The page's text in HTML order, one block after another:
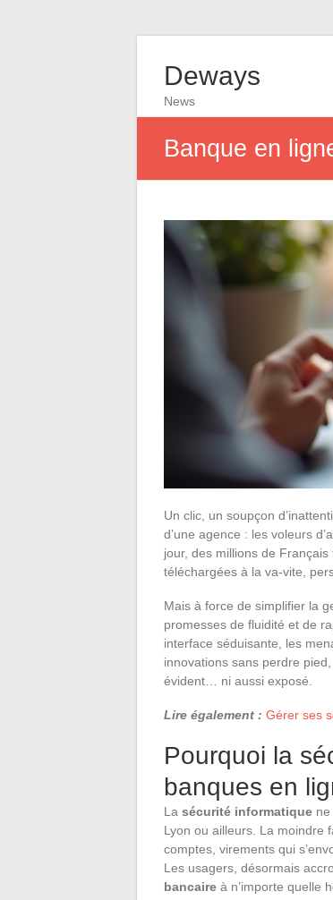
Deways
News
Banque en
Un clic, un soupçon
d’une agence : les voleurs
jour, des millions de
téléchargées à la va-vite,
Mais à force de simplifier la
promesses de fluidité et de
interface séduisante, les
innovations sans perdre
évident… ni aussi exposé.
Lire également : Gérer ses
Pourquoi la
banques en
La sécurité informatique ne
Lyon ou ailleurs. La moindre
comptes, virements qui
Les usagers, désormais
bancaire à n’importe quelle